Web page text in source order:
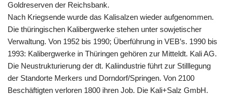
Goldreserven der Reichsbank.
Nach Kriegsende wurde das Kalisalzen wieder aufgenommen.
Die thüringischen Kalibergwerke stehen unter sowjetischer
Verwaltung. Von 1952 bis 1990; Überführung in VEB’s. 1990 bis
1993: Kalibergwerke in Thüringen gehören zur Mitteldt. Kali AG.
Die Neustrukturierung der dt. Kaliindustrie führt zur Stilllegung
der Standorte Merkers und Dorndorf/Springen. Von 2100
Beschäftigten verloren 1800 ihren Job. Die Kali+Salz GmbH.